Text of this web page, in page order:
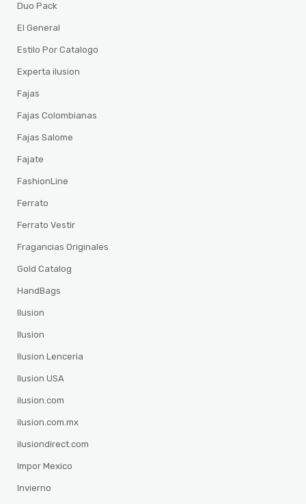
Duo Pack
El General
Estilo Por Catalogo
Experta ilusion
Fajas
Fajas Colombianas
Fajas Salome
Fajate
FashionLine
Ferrato
Ferrato Vestir
Fragancias Originales
Gold Catalog
HandBags
Ilusion
Ilusion
Ilusion Lenceria
Ilusion USA
ilusion.com
ilusion.com.mx
ilusiondirect.com
Impor Mexico
Invierno